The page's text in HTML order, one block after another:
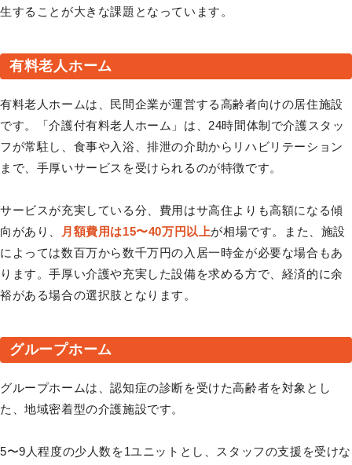
生することが大きな課題となっています。
有料老人ホーム
有料老人ホームは、民間企業が運営する高齢者向けの居住施設
です。「介護付有料老人ホーム」は、24時間体制で介護スタッ
フが常駐し、食事や入浴、排泄の介助からリハビリテーション
まで、手厚いサービスを受けられるのが特徴です。
サービスが充実している分、費用はサ高住よりも高額になる傾
向があり、
月額費用は15〜40万円以上が相場です。また、施設
によっては数百万から数千万円の入居一時金が必要な場合もあ
ります。手厚い介護や充実した設備を求める方で、経済的に余
裕がある場合の選択肢となります。
グループホーム
グループホームは、認知症の診断を受けた高齢者を対象とし
た、地域密着型の介護施設です。
5〜9人程度の少人数を1ユニットとし、スタッフの支援を受けな